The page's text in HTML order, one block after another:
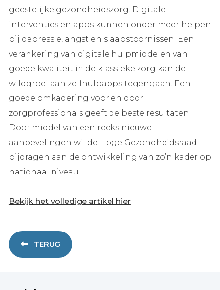
geestelijke gezondheidszorg. Digitale
interventies en apps kunnen onder meer helpen
bij depressie, angst en slaapstoornissen. Een
verankering van digitale hulpmiddelen van
goede kwaliteit in de klassieke zorg kan de
wildgroei aan zelfhulpapps tegengaan. Een
goede omkadering voor en door
zorgprofessionals geeft de beste resultaten.
Door middel van een reeks nieuwe
aanbevelingen wil de Hoge Gezondheidsraad
bijdragen aan de ontwikkeling van zo’n kader op
nationaal niveau.
Bekijk het volledige artikel hier
TERUG